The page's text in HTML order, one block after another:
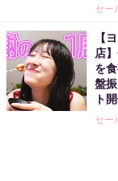
セー
【
店
を
盤
ト
セー